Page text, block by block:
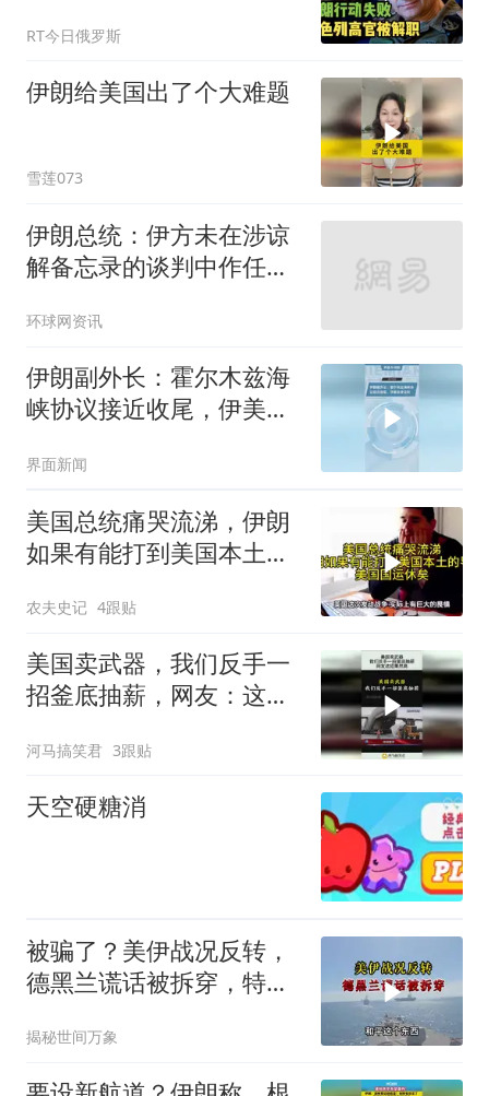
RT今日俄罗斯
伊朗给美国出了个大难题
雪莲073
伊朗总统：伊方未在涉谅
解备忘录的谈判中作任何
环球网资讯
伊朗副外长：霍尔木兹海
峡协议接近收尾，伊美尚
界面新闻
美国总统痛哭流涕，伊朗
如果有能打到美国本土导
农夫史记 4跟贴
美国卖武器，我们反手一
招釜底抽薪，网友：这招
河马搞笑君 3跟贴
天空硬糖消
被骗了？美伊战况反转，
德黑兰谎话被拆穿，特朗
揭秘世间万象